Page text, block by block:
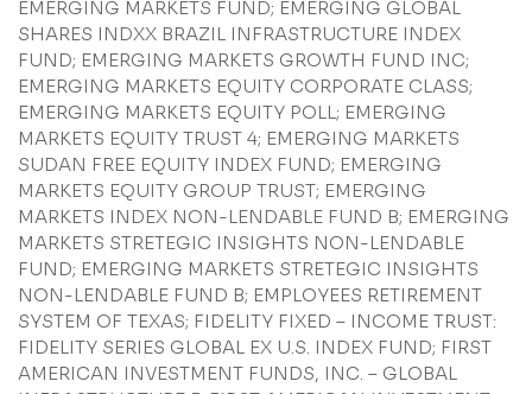
EMERGING MARKETS FUND; EMERGING GLOBAL
SHARES INDXX BRAZIL INFRASTRUCTURE INDEX
FUND; EMERGING MARKETS GROWTH FUND INC;
EMERGING MARKETS EQUITY CORPORATE CLASS;
EMERGING MARKETS EQUITY POLL; EMERGING
MARKETS EQUITY TRUST 4; EMERGING MARKETS
SUDAN FREE EQUITY INDEX FUND; EMERGING
MARKETS EQUITY GROUP TRUST; EMERGING
MARKETS INDEX NON-LENDABLE FUND B; EMERGING
MARKETS STRETEGIC INSIGHTS NON-LENDABLE
FUND; EMERGING MARKETS STRETEGIC INSIGHTS
NON-LENDABLE FUND B; EMPLOYEES RETIREMENT
SYSTEM OF TEXAS; FIDELITY FIXED – INCOME TRUST:
FIDELITY SERIES GLOBAL EX U.S. INDEX FUND; FIRST
AMERICAN INVESTMENT FUNDS, INC. – GLOBAL
Li e concordo com osTermos de Uso e Política de
Privacidade
Enviar